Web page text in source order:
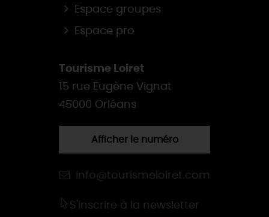
Espace groupes
Espace pro
Tourisme Loiret
15 rue Eugène Vignat
45000 Orléans
Afficher le numéro
info@tourismeloiret.com
S'inscrire à la newsletter